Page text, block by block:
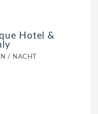
Hotel &
/ NACHT